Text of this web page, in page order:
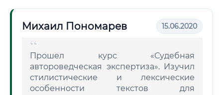
Михаил Пономарев 15.06.2020
Прошел курс «Судебная
автороведческая экспертиза». Изучил
стилистические и лексические
особенности текстов для